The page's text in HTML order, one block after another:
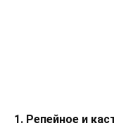
1. Репейное и